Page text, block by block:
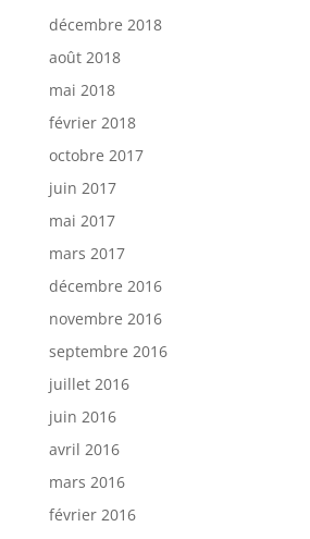
décembre 2018
août 2018
mai 2018
février 2018
octobre 2017
juin 2017
mai 2017
mars 2017
décembre 2016
novembre 2016
septembre 2016
juillet 2016
juin 2016
avril 2016
mars 2016
février 2016